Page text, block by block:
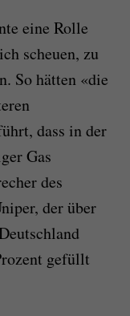
eine Rolle
scheuen, zu
So hätten «die
dass in der
Gas
des
der über
gefüllt